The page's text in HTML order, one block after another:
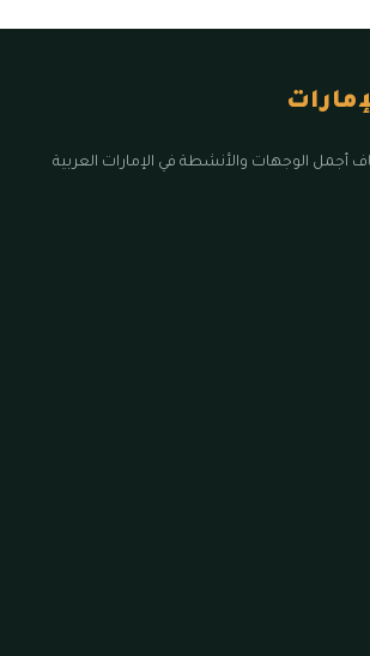
أجمل الوجهات والأنشطة في الإمارات العربية